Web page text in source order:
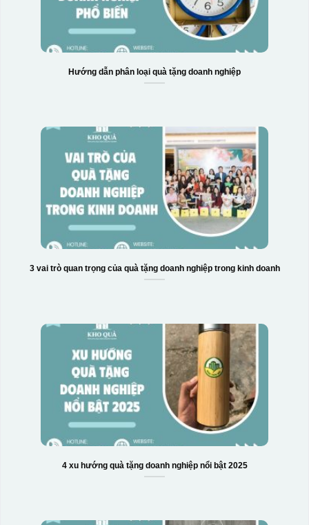
Hướng dẫn phân loại quà tặng doanh nghiệp
3 vai trò quan trọng của quà tặng doanh nghiệp trong kinh doanh
4 xu hướng quà tặng doanh nghiệp nổi bật 2025